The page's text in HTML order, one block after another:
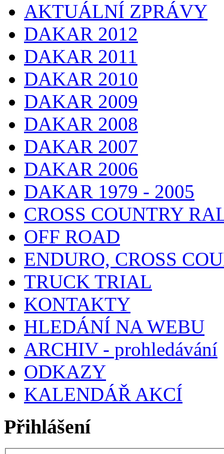
AKTUÁLNÍ ZPRÁVY
DAKAR 2012
DAKAR 2011
DAKAR 2010
DAKAR 2009
DAKAR 2008
DAKAR 2007
DAKAR 2006
DAKAR 1979 - 2005
CROSS COUNTRY
OFF ROAD
ENDURO, CROSS
TRUCK TRIAL
KONTAKTY
HLEDÁNÍ NA WEBU
ARCHIV - prohledávání
ODKAZY
KALENDÁŘ AKCÍ
Přihlášení